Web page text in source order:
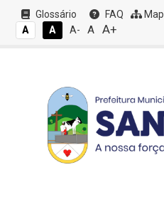
Glossário FAQ
A
A A- A A+